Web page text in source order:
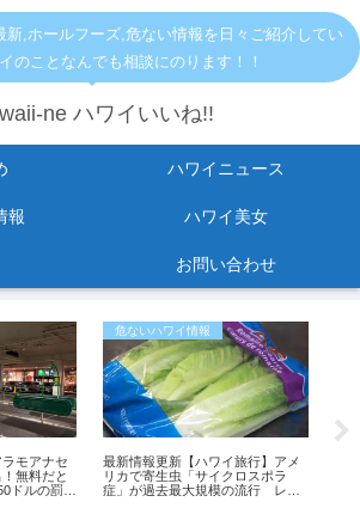
新,ホールフーズ,危ない情報を日々ご紹介してい
のことなんでも相談にのります！！
ne ハワイいいね!!
ハワイニュース
報 ハワイ美女
お問い合わせ
ラモアナセ
無料だと
ドルの罰金
危ないハワイ情報
最新情報更新【ハワイ旅行】アメ
リカで寄生虫「サイクロスポラ
症」が過去最大規模の流行 レタ